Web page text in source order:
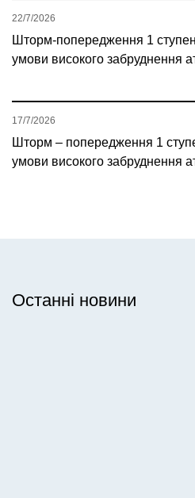
Шторм-попередження 1
умови високого забруднення
22/7/2026
Шторм – попередження 1
умови високого забруднення
17/7/2026
Останні новини